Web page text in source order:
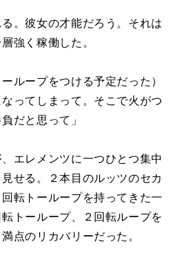
。彼女の才能だろう。それは
強く稼働した。
ループをつける予定だった）
ってしまって。そこで火がつ
だと思って」
エレメンツに一つひとつ集中
せる。２本目のルッツのセカ
転トーループを持ってきた一
トーループ、２回転ループを
点のリカバリーだった。